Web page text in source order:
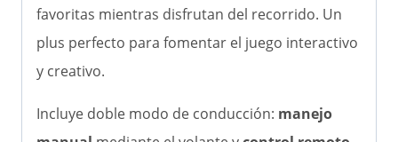
favoritas mientras disfrutan del recorrido. Un
plus perfecto para fomentar el juego interactivo
y creativo.
Incluye doble modo de conducción: manejo